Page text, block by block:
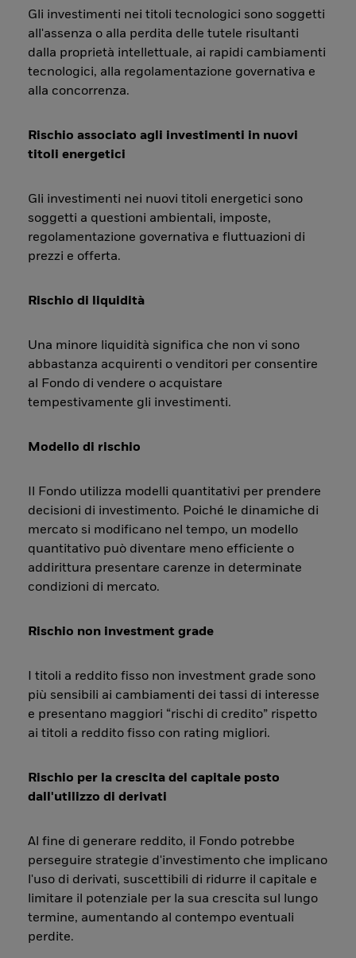
Gli investimenti nei titoli tecnologici sono soggetti
all'assenza o alla perdita delle tutele risultanti
dalla proprietà intellettuale, ai rapidi cambiamenti
tecnologici, alla regolamentazione governativa e
alla concorrenza.
Rischio associato agli investimenti in nuovi
titoli energetici
Gli investimenti nei nuovi titoli energetici sono
soggetti a questioni ambientali, imposte,
regolamentazione governativa e fluttuazioni di
prezzi e offerta.
Rischio di liquidità
Una minore liquidità significa che non vi sono
abbastanza acquirenti o venditori per consentire
al Fondo di vendere o acquistare
tempestivamente gli investimenti.
Modello di rischio
Il Fondo utilizza modelli quantitativi per prendere
decisioni di investimento. Poiché le dinamiche di
mercato si modificano nel tempo, un modello
quantitativo può diventare meno efficiente o
addirittura presentare carenze in determinate
condizioni di mercato.
Rischio non investment grade
I titoli a reddito fisso non investment grade sono
più sensibili ai cambiamenti dei tassi di interesse
e presentano maggiori “rischi di credito” rispetto
ai titoli a reddito fisso con rating migliori.
Rischio per la crescita del capitale posto
dall'utilizzo di derivati
Al fine di generare reddito, il Fondo potrebbe
perseguire strategie d'investimento che implicano
l'uso di derivati, suscettibili di ridurre il capitale e
limitare il potenziale per la sua crescita sul lungo
termine, aumentando al contempo eventuali
perdite.